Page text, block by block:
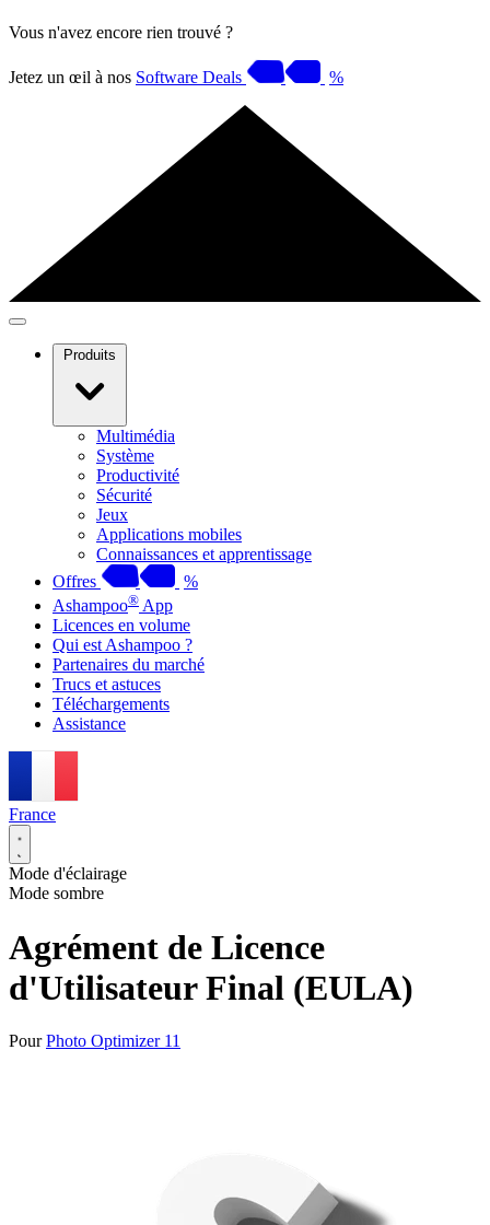
Vous n'avez encore rien trouvé ?
Jetez un œil à nos Software Deals %
Produits
Multimédia
Système
Productivité
Sécurité
Jeux
Applications mobiles
Connaissances et apprentissage
Offres
%
Ashampoo® App
Licences en volume
Qui est Ashampoo ?
Partenaires du marché
Trucs et astuces
Téléchargements
Assistance
France
Mode d'éclairage
Mode sombre
Agrément de Licence
d'Utilisateur Final (EULA)
PourPhoto Optimizer 11